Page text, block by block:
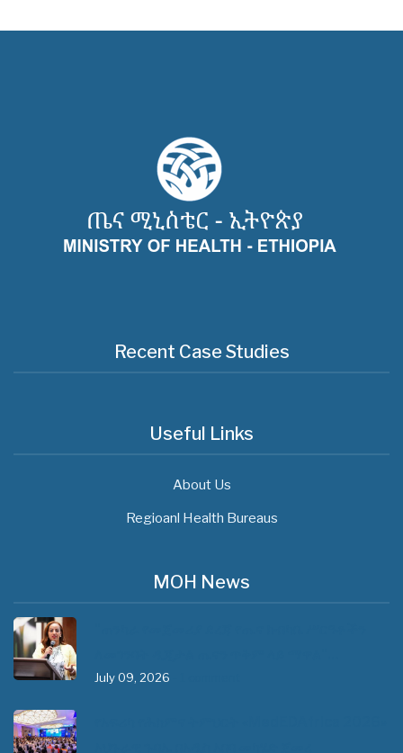
Recent Case Studies
Useful Links
About Us
Regioanl Health Bureaus
MOH News
July 09, 2026